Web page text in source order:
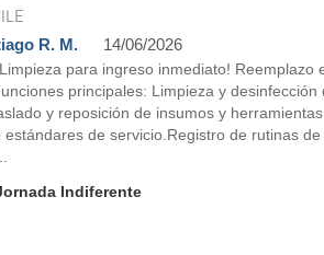
R. M. 14/06/2026
para ingreso inmediato! Reemplazo
principales: Limpieza y
y reposición de insumos y
estándares de servicio.Registro de rutinas
Indiferente